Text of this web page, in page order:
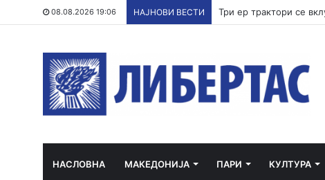
08.08.2026 19:06 НАЈНОВИ ВЕСТИ
НАСЛОВНА МАКЕДОНИЈА ПАРИ КУЛТУРА